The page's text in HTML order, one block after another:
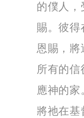
的僕人，
賜。彼得
恩賜，將
所有的
應神的
將祂在基